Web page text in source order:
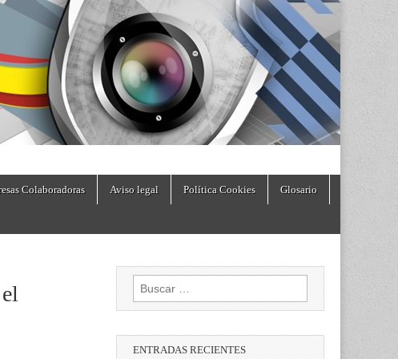
Colaboradoras Aviso legal Política Cookies Glosario
Buscar:
ENTRADAS RECIENTES